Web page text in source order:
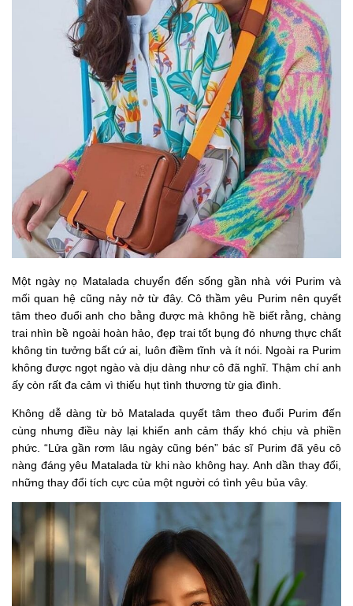
Một ngày nọ Matalada chuyển đến sống gần nhà với Purim và
mối quan hệ cũng nảy nở từ đây. Cô thầm yêu Purim nên quyết
tâm theo đuổi anh cho bằng được mà không hề biết rằng, chàng
trai nhìn bề ngoài hoàn hảo, đẹp trai tốt bụng đó nhưng thực chất
không tin tưởng bất cứ ai, luôn điềm tĩnh và ít nói. Ngoài ra Purim
không được ngọt ngào và dịu dàng như cô đã nghĩ. Thậm chí anh
ấy còn rất đa cảm vì thiếu hụt tình thương từ gia đình.
Không dễ dàng từ bỏ Matalada quyết tâm theo đuổi Purim đến
cùng nhưng điều này lại khiến anh cảm thấy khó chịu và phiền
phức. “Lửa gần rơm lâu ngày cũng bén” bác sĩ Purim đã yêu cô
nàng đáng yêu Matalada từ khi nào không hay. Anh dần thay đổi,
những thay đổi tích cực của một người có tình yêu bủa vây.